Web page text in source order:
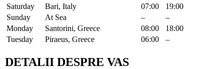
Saturday
Bari, Italy 07:00
19:00
Sunday
At Sea –
–
Monday
Santorini, Greece 08:00
18:00
Tuesday
Piraeus, Greece 06:00 –
DETALII DESPRE VAS